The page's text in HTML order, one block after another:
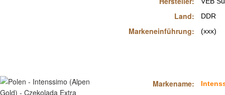
DDR
(xxx)
Land:
Markeneinführung:
Markename: